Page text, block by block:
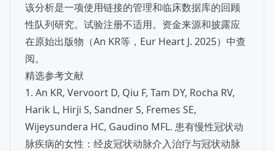
该分析是一项使用链接的管理和临床数据库的回顾
性队列研究。试验注册不适用。资金来源和披露应
在原始出版物（An KR等，Eur Heart J. 2025）中查
阅。
精选参考文献
1. An KR, Vervoort D, Qiu F, Tam DY, Rocha RV,
Harik L, Hirji S, Sandner S, Fremes SE,
Wijeysundera HC, Gaudino MFL. 患有慢性冠状动
脉疾病的女性：经皮冠状动脉介入治疗与冠状动脉